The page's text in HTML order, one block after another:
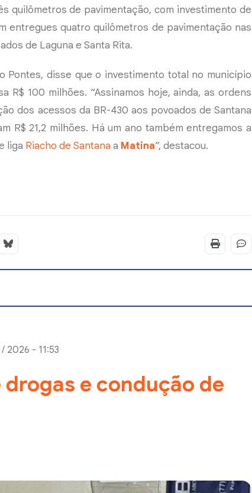
quilômetros de pavimentação, com investimento de
entregues quatro quilômetros de pavimentação nas
de Laguna e Santa Rita.
Pontes, disse que o investimento total no município
R$ 100 milhões. “Assinamos hoje, ainda, as ordens
dos acessos da BR-430 aos povoados de Santana
R$ 21,2 milhões. Há um ano também entregamos a
liga Riacho de Santanaa Matina”, destacou.
2026 - 11:53
e condução de